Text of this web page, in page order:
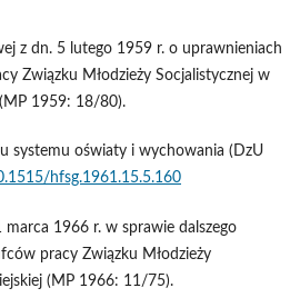
z dn. 5 lutego 1959 r. o uprawnieniach
Związku Młodzieży Socjalistycznej w
1959: 18/80).
systemu oświaty i wychowania (DzU
hfsg.1961.15.5.160
1966 r. w sprawie dalszego
pracy Związku Młodzieży
(MP 1966: 11/75).